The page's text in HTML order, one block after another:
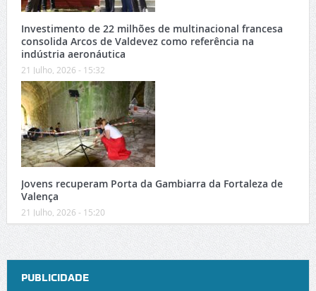
Investimento de 22 milhões de multinacional francesa
consolida Arcos de Valdevez como referência na
indústria aeronáutica
21 Julho, 2026 - 15:32
Jovens recuperam Porta da Gambiarra da Fortaleza de
Valença
21 Julho, 2026 - 15:20
PUBLICIDADE